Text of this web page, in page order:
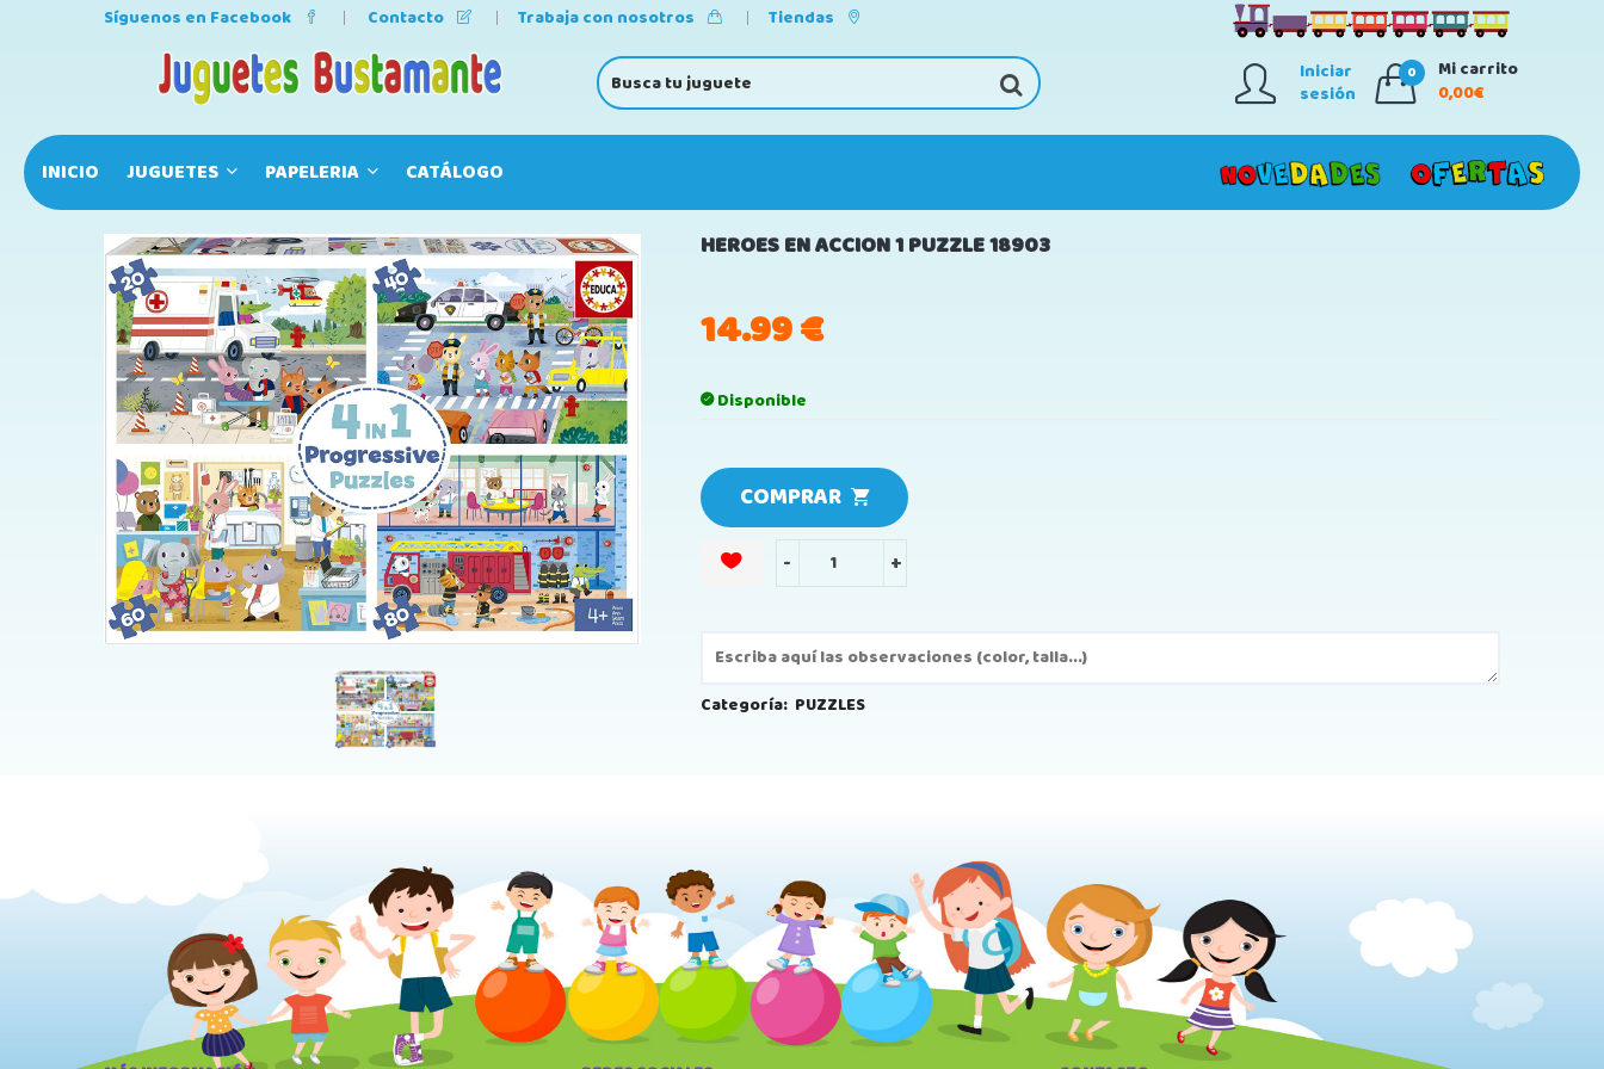
Síguenos en Facebook Contacto Trabaja con nosotros Tiendas
Iniciar
sesión
0
Mi carrito
0,00€
INICIO JUGUETES PAPELERIA CATÁLOGO
HEROES EN ACCION 1 PUZZLE 18903
14.99€
Disponible
COMPRAR
- +
Categoría: PUZZLES